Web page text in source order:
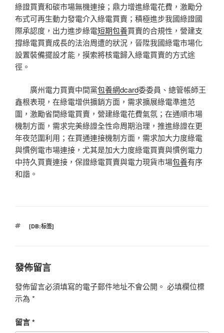
綠證買賣和碳市場無機連接；鼎力增進綠電花費，激勵分
布式可再生動力發電介入綠電買賣；積極進步我國綠證國
際承認度，出力進步綠電短期包養買賣的合規性，營建支
撐綠電買賣成長的法治周遭的狀況，晉陞我國綠電市場化
設置裝備擺設才能，摸索將核電歸入綠電買賣的方式途
徑。
廣州電力買賣中間黨包養網dcard委委員、總管帳師王
鑫根表現，在綠電增供擴銷方面，需求擴展綠電準進范
圍，激勵省間綠電買賣，營建綠電花費氣氛；在通順市場
機制方面，需求完美綠證全性命周期治理，推進綠證在更
年夜范圍利用；在買通連接機制方面，需求加大力度綠電
與慣例電市場連接，尤其是加大力度綠電買賣與慣例電力
中持久買賣連接，保證綠電買賣與電力現貨市場包養有序
和諧。
標
[DB:标签]
發佈留言
發佈留言必須填寫的電子郵件地址不會公開。 必填欄位標
示為 *
留言*